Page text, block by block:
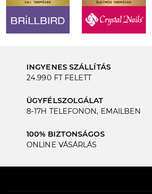
INGYENES SZÁLLÍTÁS
24.990 FT FELETT
ÜGYFÉLSZOLGÁLAT
8-17H TELEFONON, EMAILBEN
100% BIZTONSÁGOS
ONLINE VÁSÁRLÁS